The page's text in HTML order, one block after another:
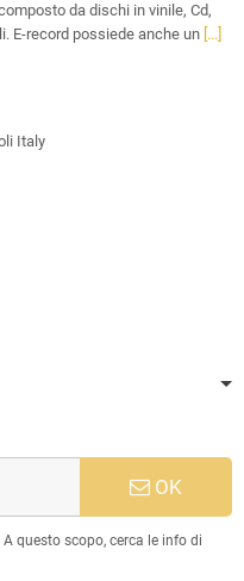
da dischi in vinile, Cd,
E-record possiede anche un [...]
Italy
OK
questo scopo, cerca le info di